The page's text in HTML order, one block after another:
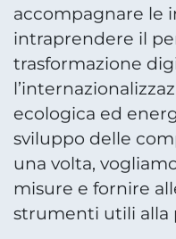
accompagnare le
intraprendere il
trasformazione
ecologica ed
sviluppo delle
una volta,
misure e fornire
strumenti utili alla